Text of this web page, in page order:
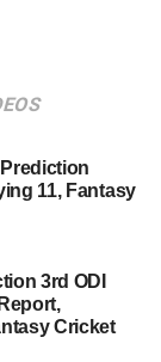
11, Fantasy
3rd ODI
Cricket